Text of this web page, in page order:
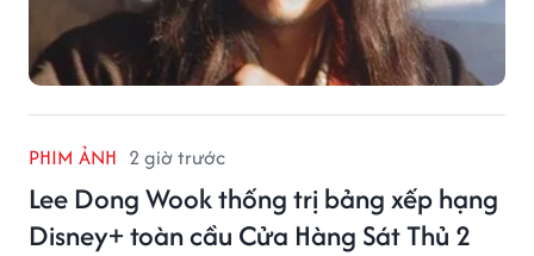
PHIM ẢNH 2 giờ trước
Lee Dong Wook thống trị bảng xếp hạng
Disney+ toàn cầu Cửa Hàng Sát Thủ 2